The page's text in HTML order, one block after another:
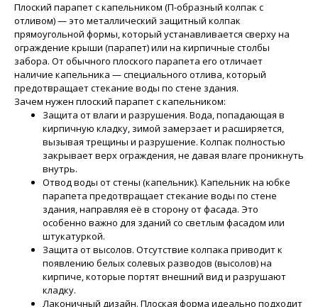
Плоский парапет с капельником (П-образный колпак с
отливом) — это металлический защитный колпак
прямоугольной формы, который устанавливается сверху на
ограждение крыши (парапет) или на кирпичные столбы
забора. От обычного плоского парапета его отличает
наличие капельника — специального отлива, который
предотвращает стекание воды по стене здания.
Зачем нужен плоский парапет с капельником:
Защита от влаги и разрушения. Вода, попадающая в
кирпичную кладку, зимой замерзает и расширяется,
вызывая трещины и разрушение. Колпак полностью
закрывает верх ограждения, не давая влаге проникнуть
внутрь.
Отвод воды от стены (капельник). Капельник на юбке
парапета предотвращает стекание воды по стене
здания, направляя её в сторону от фасада. Это
особенно важно для зданий со светлым фасадом или
штукатуркой.
Защита от высолов. Отсутствие колпака приводит к
появлению белых солевых разводов (высолов) на
кирпиче, которые портят внешний вид и разрушают
кладку.
Лаконичный дизайн. Плоская форма идеально подходит